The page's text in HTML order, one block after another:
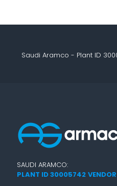
Saudi Aramco - Plant ID
SAUDI ARAMCO:
PLANT ID 30005742